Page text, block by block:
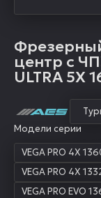
центр с
ULTRA 5X
Модели серии
VEGA PRO 4X
VEGA PRO 4X
VEGA PRO EVO